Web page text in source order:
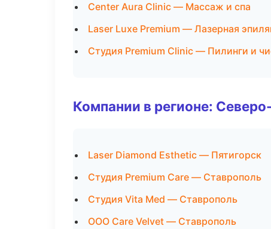
Center Aura Clinic — Массаж и спа
Laser Luxe Premium — Лазерная
Студия Premium Clinic — Пилинги и
Компании в регионе:
Laser Diamond Esthetic — Пятигорск
Студия Premium Care — Ставрополь
Студия Vita Med — Ставрополь
ООО Care Velvet — Ставрополь